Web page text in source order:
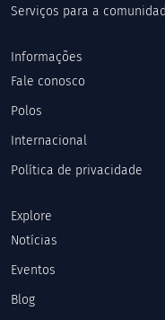
Serviços para a
Informações
Fale conosco
Polos
Internacional
Política de privacidade
Explore
Notícias
Eventos
Blog